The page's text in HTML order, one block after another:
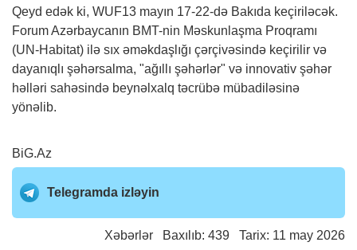
Qeyd edək ki, WUF13 mayın 17-22-də Bakıda keçiriləcək.
Forum Azərbaycanın BMT-nin Məskunlaşma Proqramı
(UN-Habitat) ilə sıx əməkdaşlığı çərçivəsində keçirilir və
dayanıqlı şəhərsalma, "ağıllı şəhərlər" və innovativ şəhər
həlləri sahəsində beynəlxalq təcrübə mübadiləsinə
yönəlib.
BiG.Az
Telegramda izləyin
Xəbərlər Baxılıb: 439 Tarix: 11 may 2026